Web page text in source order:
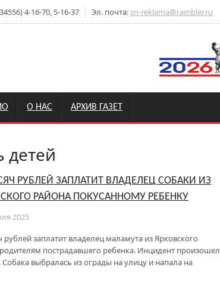
4-16-70, 5-16-37 Эл. почта: sn-reklama@rambler.ru
О НАС АРХИВ ГАЗЕТ
детей
РУБЛЕЙ ЗАПЛАТИТ ВЛАДЕЛЕЦ СОБАКИ ИЗ
РАЙОНА ПОКУСАННОМУ РЕБЕНКУ
2025
рублей заплатит владелец маламута из Ярковского
пострадавшего ребенка. Инцидент произошел
Собака выбралась из ограды на улицу и напала на